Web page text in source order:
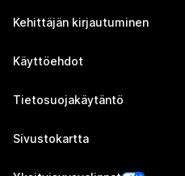
Kehittäjän kirjautuminen
Käyttöehdot
Tietosuojakäytäntö
Sivustokartta